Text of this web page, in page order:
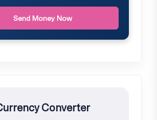
Send Money Now
Converter